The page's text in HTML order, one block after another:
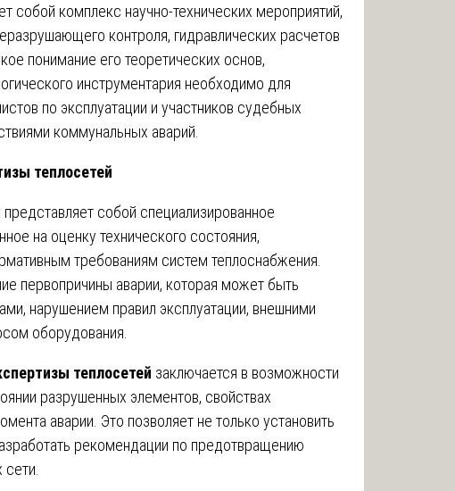
собой комплекс научно-технических мероприятий,
контроля, гидравлических расчетов
понимание его теоретических основ,
инструментария необходимо для
по эксплуатации и участников судебных
коммунальных аварий.
теплосетей
представляет собой специализированное
на оценку технического состояния,
требованиям систем теплоснабжения.
первопричины аварии, которая может быть
нарушением правил эксплуатации, внешними
оборудования.
теплосетей заключается в возможности
разрушенных элементов, свойствах
аварии. Это позволяет не только установить
рекомендации по предотвращению